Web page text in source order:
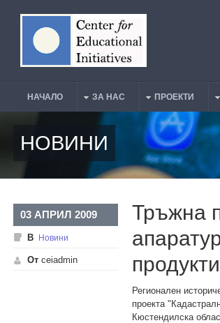
Main Menu
НАЧАЛО ЗА НАС ПРОЕКТИ
НОВИНИ
03 АПРИЛ 2009
В Новини
От ceiadmin
Тръжна
Регионален
проекта
Кюстендилска